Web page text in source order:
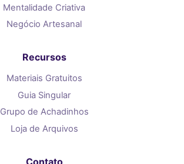
Mentalidade Criativa
Negócio Artesanal
Recursos
Materiais Gratuitos
Guia Singular
Grupo de Achadinhos
Loja de Arquivos
Contato